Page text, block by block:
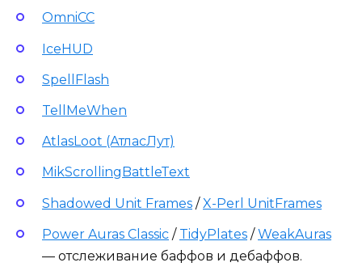
OmniCC
IceHUD
SpellFlash
TellMeWhen
AtlasLoot (АтласЛут)
MikScrollingBattleText
Shadowed Unit Frames /X-Perl UnitFrames
Power Auras Classic / TidyPlates /WeakAuras
— отслеживание баффов и дебаффов.